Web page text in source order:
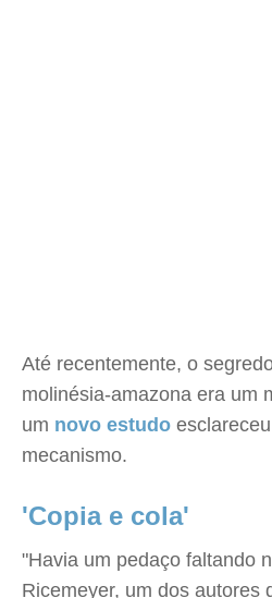
Até recentemente, o
molinésia-amazona era um
um novo estudo
mecanismo.
'Copia e cola'
"Havia um pedaço faltando
Ricemeyer, um dos autores